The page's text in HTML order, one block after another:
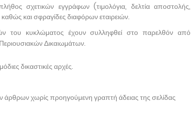
σχετικών εγγράφων (τιμολόγια, δελτία αποστολής,
και σφραγίδες διαφόρων εταιρειών.
του κυκλώματος έχουν συλληφθεί στο παρελθόν από
Δικαιωμάτων.
δικαστικές αρχές.
άρθρων χωρίς προηγούμενη γραπτή άδειας της σελίδας